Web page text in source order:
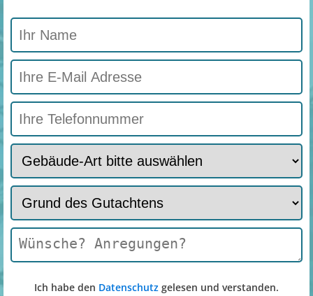
Ich habe den Datenschutz gelesen und verstanden.